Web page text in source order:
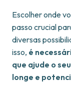
Escolher onde
passo crucial
diversas
isso, é
que ajude o
longe e